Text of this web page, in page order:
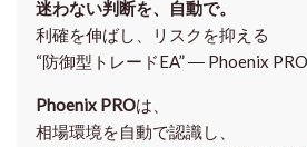
迷わない判断を、自動で。
利確を伸ばし、リスクを抑える
“防御型トレードEA” ― Phoenix PRO
Phoenix PROは、
相場環境を自動で認識し、